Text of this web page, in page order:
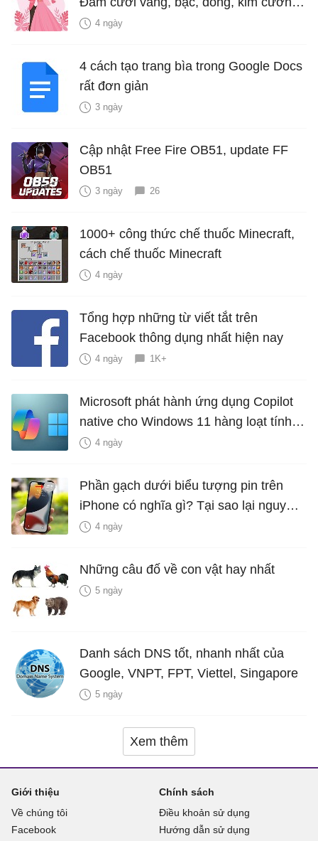
là bao nhiêu năm?
4 ngày
4 cách tạo trang bìa trong Google Docs
rất đơn giản
3 ngày
Cập nhật Free Fire OB51, update FF
OB51
3 ngày 26
1000+ công thức chế thuốc Minecraft,
cách chế thuốc Minecraft
4 ngày
Tổng hợp những từ viết tắt trên
Facebook thông dụng nhất hiện nay
4 ngày 1K+
Microsoft phát hành ứng dụng Copilot
native cho Windows 11 hàng loạt tính
năng mới Hữu Ích
4 ngày
Phần gạch dưới biểu tượng pin trên
iPhone có nghĩa gì? Tại sao lại nguy
hiểm?
4 ngày
Những câu đố về con vật hay nhất
5 ngày
Danh sách DNS tốt, nhanh nhất của
Google, VNPT, FPT, Viettel, Singapore
5 ngày
Xem thêm
Giới thiệu
Về chúng tôi
Facebook
Chính sách
Điều khoản sử dụng
Hướng dẫn sử dụng